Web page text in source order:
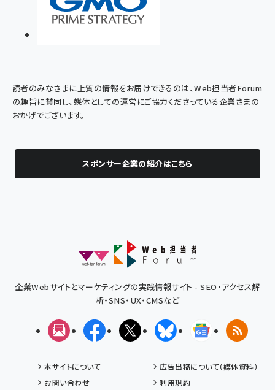
読者のみなさまに上質の情報をお届けできるのは、Web担当者Forum
の趣旨に賛同し、媒体としての運営にご協力くださっている企業さまの
おかげでございます。
スポンサー企業の紹介はこちら
企業Webサイトとマーケティングの実践情報サイト - SEO・アクセス解
析・SNS・UX・CMSなど
メルマガFacebookX(エックス)BlueskyGoogleニュ
RSS
本サイトについて
広告出稿について（媒体資料）
お問い合わせ
利用規約